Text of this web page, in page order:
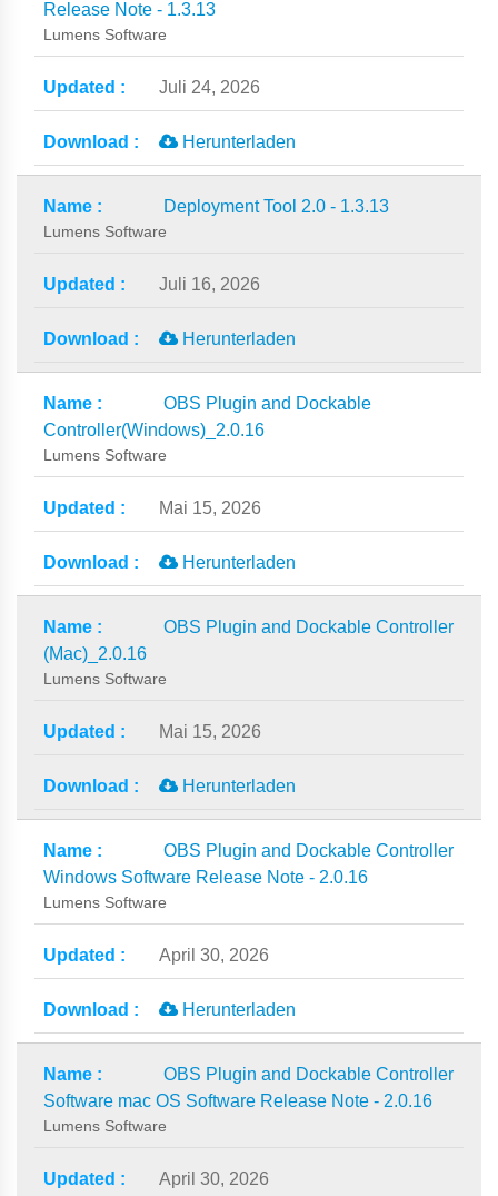
Release Note - 1.3.13
Lumens Software
Juli 24, 2026
Herunterladen
Deployment Tool 2.0 - 1.3.13
Lumens Software
Juli 16, 2026
Herunterladen
OBS Plugin and Dockable
Controller(Windows)_2.0.16
Lumens Software
Mai 15, 2026
Herunterladen
OBS Plugin and Dockable Controller
(Mac)_2.0.16
Lumens Software
Mai 15, 2026
Herunterladen
OBS Plugin and Dockable Controller
Windows Software Release Note - 2.0.16
Lumens Software
April 30, 2026
Herunterladen
OBS Plugin and Dockable Controller
Software mac OS Software Release Note - 2.0.16
Lumens Software
April 30, 2026